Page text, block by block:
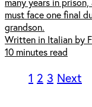
must face one final
grandson.
Written in Italian by
10 minutes read
1 2 3 Next